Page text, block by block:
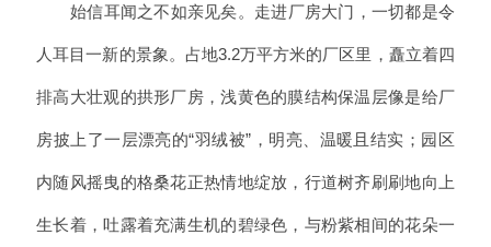
始信耳闻之不如亲见矣。走进厂房大门，一切都是令
人耳目一新的景象。占地3.2万平方米的厂区里，矗立着四
排高大壮观的拱形厂房，浅黄色的膜结构保温层像是给厂
房披上了一层漂亮的“羽绒被”，明亮、温暖且结实；园区
内随风摇曳的格桑花正热情地绽放，行道树齐刷刷地向上
生长着，吐露着充满生机的碧绿色，与粉紫相间的花朵一